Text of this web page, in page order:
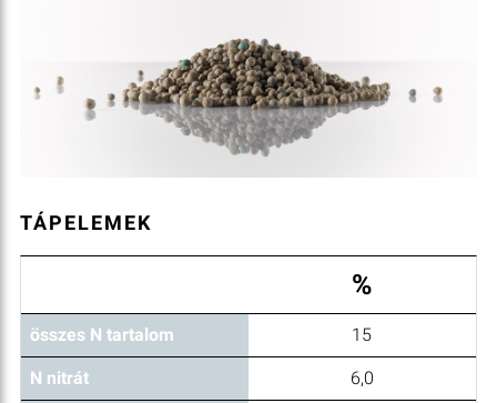
TÁPELEMEK
%
összes N tartalom 15
N nitrát 6,0